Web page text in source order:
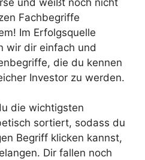
Fachbegriffe
Im Erfolgsquelle
wir dir einfach und
die du kennen
Investor zu werden.
die wichtigsten
sortiert, sodass du
Begriff klicken kannst,
Dir fallen noch